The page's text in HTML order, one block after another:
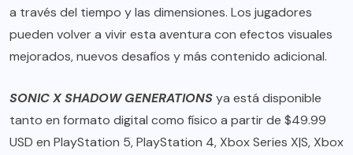
a través del tiempo y las dimensiones. Los jugadores
pueden volver a vivir esta aventura con efectos visuales
mejorados, nuevos desafíos y más contenido adicional.
SONIC X SHADOW GENERATIONSya está disponible
tanto en formato digital como físico a partir de $49.99
USD en PlayStation 5, PlayStation 4, Xbox Series X|S, Xbox